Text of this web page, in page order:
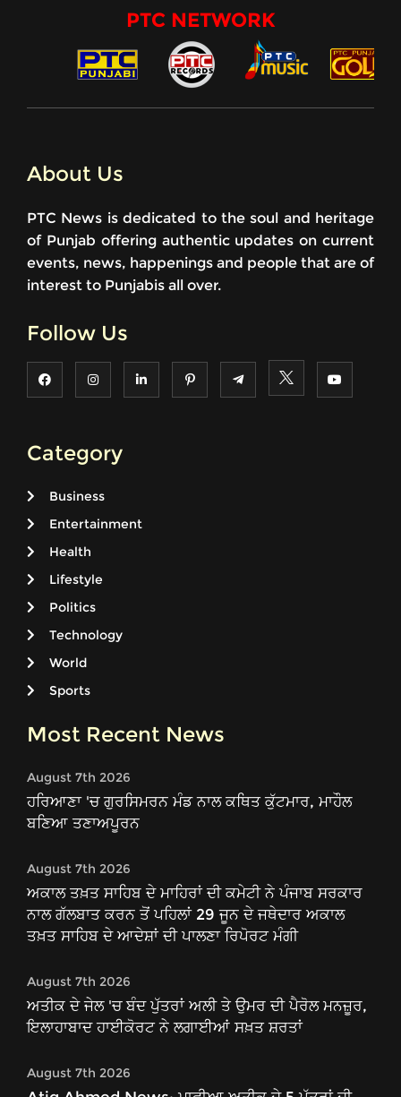
PTC NETWORK
About Us
PTC News is dedicated to the soul and heritage
of Punjab offering authentic updates on current
events, news, happenings and people that are of
interest to Punjabis all over.
Follow Us
Category
Business
Entertainment
Health
Lifestyle
Politics
Technology
World
Sports
Most Recent News
August 7th 2026
ਹਰਿਆਣਾ 'ਚ ਗੁਰਸਿਮਰਨ ਮੰਡ ਨਾਲ ਕਥਿਤ ਕੁੱਟਮਾਰ, ਮਾਹੌਲ
ਬਣਿਆ ਤਣਾਅਪੂਰਨ
August 7th 2026
ਅਕਾਲ ਤਖ਼ਤ ਸਾਹਿਬ ਦੇ ਮਾਹਿਰਾਂ ਦੀ ਕਮੇਟੀ ਨੇ ਪੰਜਾਬ ਸਰਕਾਰ
ਨਾਲ ਗੱਲਬਾਤ ਕਰਨ ਤੋਂ ਪਹਿਲਾਂ 29 ਜੂਨ ਦੇ ਜਥੇਦਾਰ ਅਕਾਲ
ਤਖ਼ਤ ਸਾਹਿਬ ਦੇ ਆਦੇਸ਼ਾਂ ਦੀ ਪਾਲਣਾ ਰਿਪੋਰਟ ਮੰਗੀ
August 7th 2026
ਅਤੀਕ ਦੇ ਜੇਲ 'ਚ ਬੰਦ ਪੁੱਤਰਾਂ ਅਲੀ ਤੇ ਉਮਰ ਦੀ ਪੈਰੋਲ ਮਨਜ਼ੂਰ,
ਇਲਾਹਾਬਾਦ ਹਾਈਕੋਰਟ ਨੇ ਲਗਾਈਆਂ ਸਖ਼ਤ ਸ਼ਰਤਾਂ
August 7th 2026